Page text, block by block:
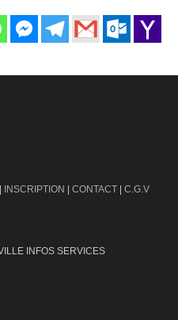
| INSCRIPTION | CONTACT | C.G.V
INFOS SERVICES